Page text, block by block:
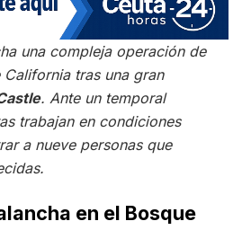
una compleja operación de
tras una gran
. Ante un temporal
trabajan en condiciones
a nueve personas que
en el Bosque